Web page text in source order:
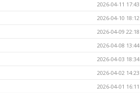
2026-04-11 17:43
2026-04-10 18:12
2026-04-09 22:18
2026-04-08 13:44
2026-04-03 18:34
2026-04-02 14:23
2026-04-01 16:11